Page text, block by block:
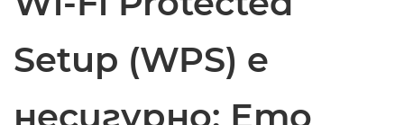
Setup (WPS) е
несигурно: Ето